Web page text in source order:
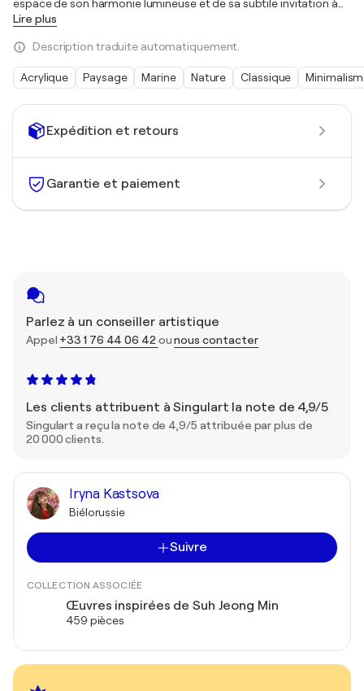
Expédition et retours
Garantie et paiement
Parlez à un conseiller artistique
Appel +33 1 76 44 06 42 ounous contacter
Les clients attribuent à Singulart la note de 4,9/5
Singulart a reçu la note de 4,9/5 attribuée par plus de
20 000 clients.
Iryna Kastsova
Biélorussie
Suivre
COLLECTION ASSOCIÉE
Œuvres inspirées de Suh Jeong Min
459 pièces
espace de son harmonie lumineuse et de sa subtile invitation à
Lire plus
Description traduite automatiquement.
Acrylique Paysage Marine Nature Classique